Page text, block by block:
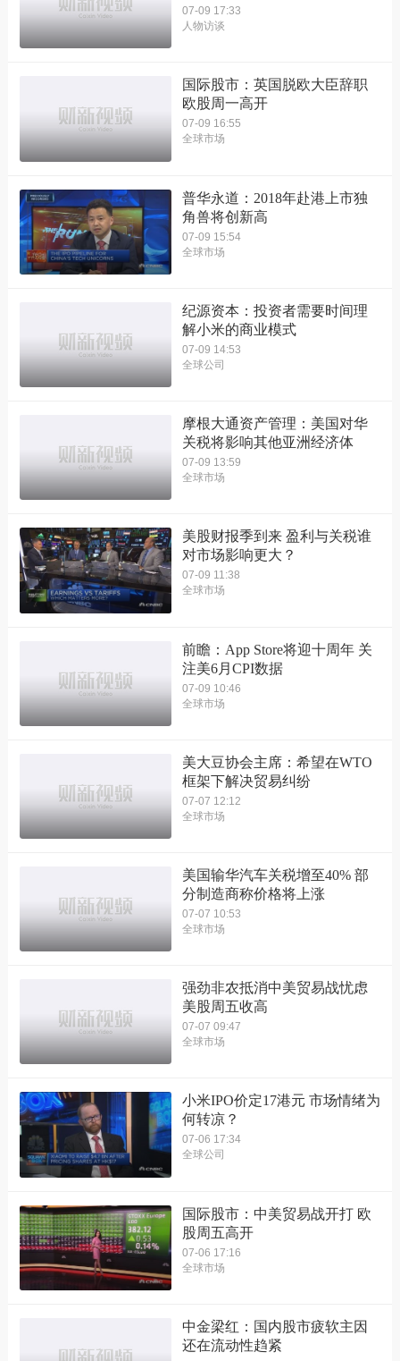
07-09 17:33
人物访谈
国际股市：英国脱欧大臣辞职
欧股周一高开
07-09 16:55
全球市场
普华永道：2018年赴港上市独
角兽将创新高
07-09 15:54
全球市场
纪源资本：投资者需要时间理
解小米的商业模式
07-09 14:53
全球公司
摩根大通资产管理：美国对华
关税将影响其他亚洲经济体
07-09 13:59
全球市场
美股财报季到来 盈利与关税谁
对市场影响更大？
07-09 11:38
全球市场
前瞻：App Store将迎十周年 关
注美6月CPI数据
07-09 10:46
全球市场
美大豆协会主席：希望在WTO
框架下解决贸易纠纷
07-07 12:12
全球市场
美国输华汽车关税增至40% 部
分制造商称价格将上涨
07-07 10:53
全球市场
强劲非农抵消中美贸易战忧虑
美股周五收高
07-07 09:47
全球市场
小米IPO价定17港元 市场情绪为
何转凉？
07-06 17:34
全球公司
国际股市：中美贸易战开打 欧
股周五高开
07-06 17:16
全球市场
中金梁红：国内股市疲软主因
还在流动性趋紧